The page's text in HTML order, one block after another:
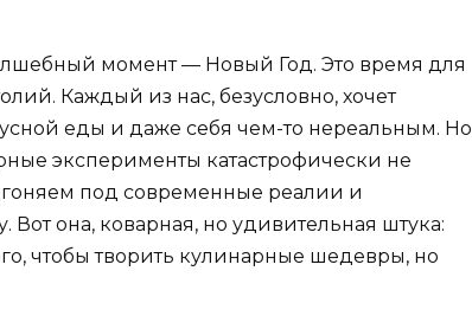
момент — Новый Год. Это время для
Каждый из нас, безусловно, хочет
еды и даже себя чем-то нереальным. Но
эксперименты катастрофически не
под современные реалии и
она, коварная, но удивительная штука:
чтобы творить кулинарные шедевры, но